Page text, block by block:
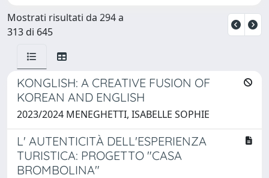
Mostrati risultati da 294 a
313 di 645
KONGLISH: A CREATIVE FUSION OF
KOREAN AND ENGLISH
2023/2024 MENEGHETTI, ISABELLE SOPHIE
L' AUTENTICITÀ DELL'ESPERIENZA
TURISTICA: PROGETTO "CASA
BROMBOLINA"